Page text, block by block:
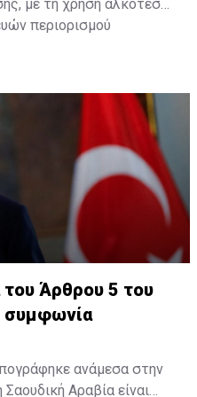
με τη χρήση αλκοτέστ
περιορισμού
Άρθρου 5 του
συμφωνία
ανάμεσα στην
Αραβία είναι